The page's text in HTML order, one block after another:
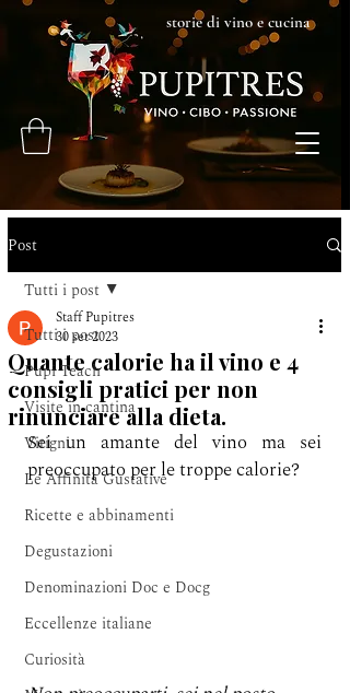
storie di vino e cucina
Post
Tutti i post
Pupi Teach
Visite in cantina
Vitigni
Le Affinità Gustative
Ricette e abbinamenti
Degustazioni
Denominazioni Doc e Docg
Eccellenze italiane
Curiosità
Tutti i post
Quante calorie ha il vino e 4
consigli pratici per non
rinunciare alla dieta.
Staff Pupitres
30 set 2023
Sei un amante del vino ma sei
preoccupato per le troppe calorie?